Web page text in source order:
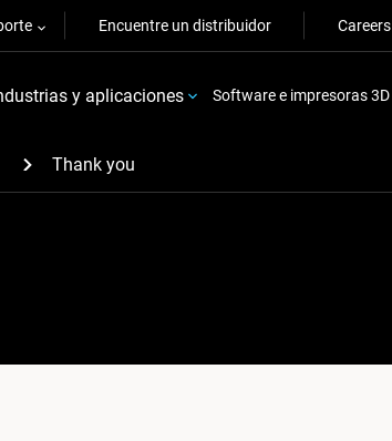
Encuentre un distribuidor Careers
y aplicaciones Software e impresoras 3D
Thank you